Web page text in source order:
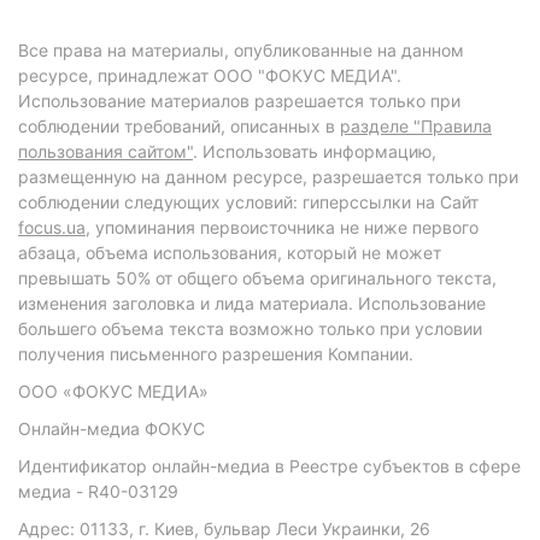
Все права на материалы, опубликованные на данном
ресурсе, принадлежат ООО "ФОКУС МЕДИА".
Использование материалов разрешается только при
соблюдении требований, описанных в разделе "Правила
пользования сайтом". Использовать информацию,
размещенную на данном ресурсе, разрешается только при
соблюдении следующих условий: гиперссылки на Сайт
focus.ua, упоминания первоисточника не ниже первого
абзаца, объема использования, который не может
превышать 50% от общего объема оригинального текста,
изменения заголовка и лида материала. Использование
большего объема текста возможно только при условии
получения письменного разрешения Компании.
ООО «ФОКУС МЕДИА»
Онлайн-медиа ФОКУС
Идентификатор онлайн-медиа в Реестре субъектов в сфере
медиа - R40-03129
Адрес: 01133, г. Киев, бульвар Леси Украинки, 26